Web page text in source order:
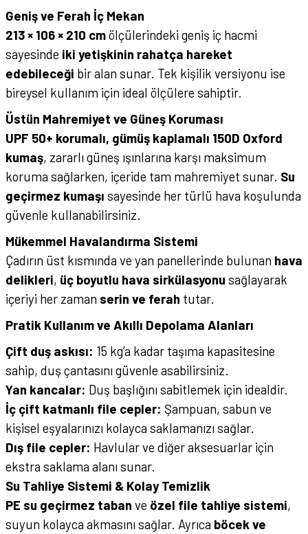
Geniş ve Ferah İç Mekan
213 × 106 × 210 cmölçülerindeki geniş iç hacmi
sayesinde iki yetişkinin rahatça hareket
edebileceği bir alan sunar. Tek kişilik versiyonu ise
bireysel kullanım için ideal ölçülere sahiptir.
Üstün Mahremiyet ve Güneş Koruması
UPF 50+ korumalı, gümüş kaplamalı 150D Oxford
kumaş, zararlı güneş ışınlarına karşı maksimum
koruma sağlarken, içeride tam mahremiyet sunar. Su
geçirmez kumaşı sayesinde her türlü hava koşulunda
güvenle kullanabilirsiniz.
Mükemmel Havalandırma Sistemi
Çadırın üst kısmında ve yan panellerinde bulunan hava
delikleri, üç boyutlu hava sirkülasyonu sağlayarak
içeriyi her zaman serin ve ferah tutar.
Pratik Kullanım ve Akıllı Depolama Alanları
Çift duş askısı: 15 kg’a kadar taşıma kapasitesine
sahip, duş çantasını güvenle asabilirsiniz.
Yan kancalar: Duş başlığını sabitlemek için idealdir.
İç çift katmanlı file cepler: Şampuan, sabun ve
kişisel eşyalarınızı kolayca saklamanızı sağlar.
Dış file cepler: Havlular ve diğer aksesuarlar için
ekstra saklama alanı sunar.
Su Tahliye Sistemi & Kolay Temizlik
PE su geçirmez taban ve özel file tahliye sistemi,
suyun kolayca akmasını sağlar. Ayrıca böcek ve